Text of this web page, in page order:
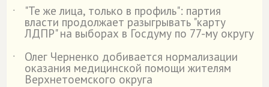
˙
"Те же лица, только в профиль": партия
власти продолжает разыгрывать "карту
ЛДПР" на выборах в Госдуму по 77-му округу
˙
Олег Черненко добивается нормализации
оказания медицинской помощи жителям
Верхнетоемского округа